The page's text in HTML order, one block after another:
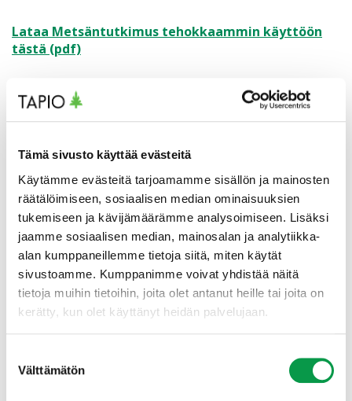
Tämä sivusto käyttää evästeitä
Käytämme evästeitä tarjoamamme sisällön ja mainosten
räätälöimiseen, sosiaalisen median ominaisuuksien
tukemiseen ja kävijämäärämme analysoimiseen. Lisäksi
jaamme sosiaalisen median, mainosalan ja analytiikka-
alan kumppaneillemme tietoja siitä, miten käytät
sivustoamme. Kumppanimme voivat yhdistää näitä
tietoja muihin tietoihin, joita olet antanut heille tai joita on
kerätty, kun olet käyttänyt heidän palvelujaan.
valinta
Välttämätön
Lataa Metsäntutkimus tehokkaammin käyttöön
tästä (pdf)